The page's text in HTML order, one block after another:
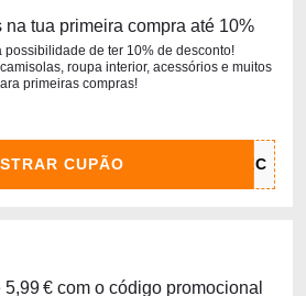
tua primeira compra até 10%
possibilidade de ter 10% de desconto!
roupa interior, acessórios e muitos
primeiras compras!
CUPÃO
€ com o código promocional